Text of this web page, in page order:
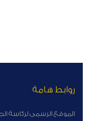
روابط هامة
الموقع الرسمى لرئاسة